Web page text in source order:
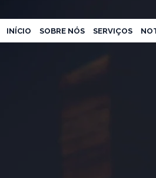
INÍCIO SOBRE NÓS SERVIÇOS